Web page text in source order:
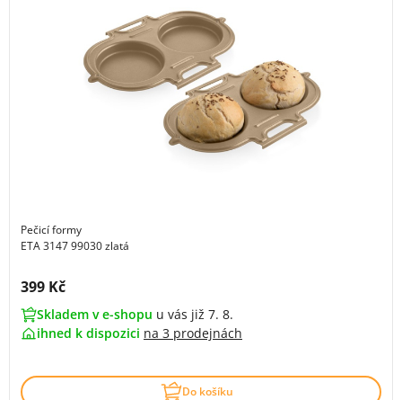
Pečicí formy
ETA 3147 99030 zlatá
Cena s DPH:
399 Kč
Skladem v e-shopu u vás již 7. 8.
ihned k dispozici na 3 prodejnách
Do košíku